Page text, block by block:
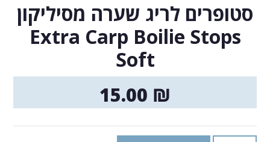
סטופרים לריג שערה מסיליקון
Extra Carp Boilie Stops
Soft
15.00 ₪